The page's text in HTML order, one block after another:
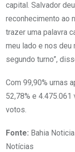
capital. Salvador
reconhecimento ao
trazer uma palavra
meu lado e nos
segundo turno”,
Com 99,90% urnas
52,78% e
votos.
Fonte: Bahia
Notícias